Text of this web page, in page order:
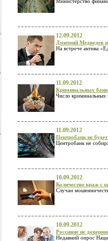
12.09.2012
Дмитрий Медведев
На встрече актива
11.09.2012
Криминальных
Число криминальных
11.09.2012
Центробанк не
Центробанк не
10.09.2012
Количество краж с
Случаи
10.09.2012
Россияне не
Недавний опрос